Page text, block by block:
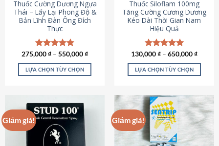
chọn
trên
trang
sản
phẩm
chọn
trên
trang
sản
phẩm
Thuốc Cường Dương Ngựa
Thái – Lấy Lại Phong Độ &
Bản Lĩnh Đàn Ông Đích
Thực
Được xếp
hạng4.87
5 sao
275,000₫ – 550,000₫
LỰA CHỌN TÙY CHỌN
có
nhiều
biến
thể.
Thuốc Siloflam 100mg
Tăng Cường Cương Dương
Kéo Dài Thời Gian Nam
Hiệu Quả
Được xếp
hạng5.00
5 sao
130,000₫ – 650,000₫
LỰA CHỌN TÙY CHỌN
này
có
nhiều
biến
thể.
Giảm giá! Giảm giá!